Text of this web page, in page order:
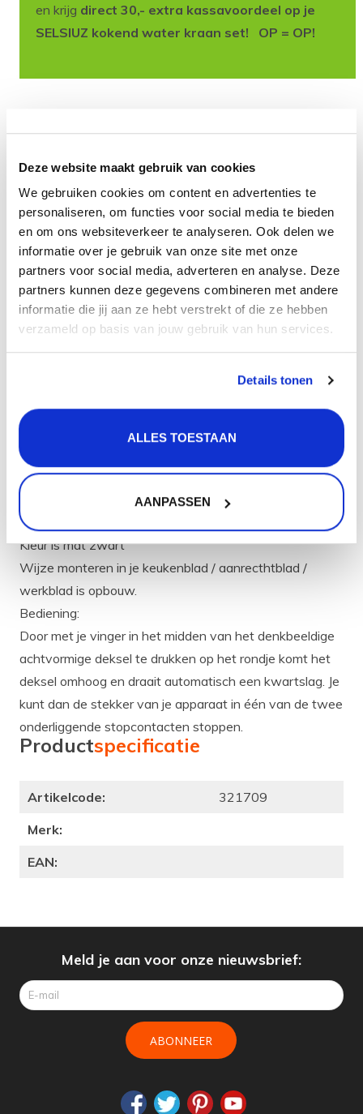
Deze website maakt gebruik van cookies
We gebruiken cookies om content en advertenties te
personaliseren, om functies voor social media te bieden
en om ons websiteverkeer te analyseren. Ook delen we
informatie over je gebruik van onze site met onze
partners voor social media, adverteren en analyse. Deze
partners kunnen deze gegevens combineren met andere
informatie die jij aan ze hebt verstrekt of die ze hebben
verzameld op basis van jouw gebruik van hun services.
Details tonen
ALLES TOESTAAN
AANPASSEN
en krijg direct 30,- extra kassavoordeel op je
SELSIUZ kokend water kraan set! OP = OP!
Levertijd:Direct leverbaar
89,99
-
TOEVOEGEN
Aan verlanglijst toevoegen
Gratisverzending vanaf 50 euro
Gratisretourneren
Productinformatie
2 stopcontacten.
Kleur is mat zwart
Wijze monteren in je keukenblad / aanrecthtblad /
werkblad is opbouw.
Bediening:
Door met je vinger in het midden van het denkbeeldige
achtvormige deksel te drukken op het rondje komt het
deksel omhoog en draait automatisch een kwartslag. Je
kunt dan de stekker van je apparaat in één van de twee
onderliggende stopcontacten stoppen.
Productspecificatie
Artikelcode:
321709
Merk:
EAN:
Meld je aan voor onze nieuwsbrief:
ABONNEER